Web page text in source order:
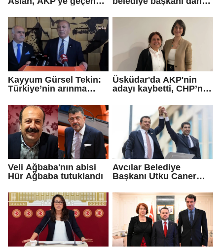
iddialarına yanıt verdi
Kayyum Gürsel Tekin:
Türkiye’nin arınma
geldiniz...
Üsküdar'da AKP'nin
adayı kaybetti, CHP’nin
Çetinkaya Başkan
Vekili seçildi
Veli Ağbaba'nın abisi
Hür Ağbaba tutuklandı
Avcılar Belediye
Başkanı Utku Caner
kararı